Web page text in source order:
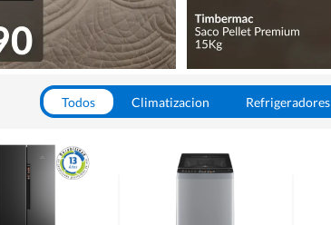
Todos Climatizacion Refrigeradores